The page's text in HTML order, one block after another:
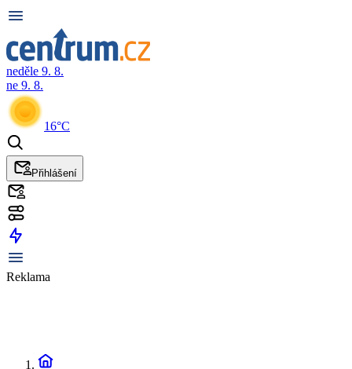
neděle 9. 8.
ne 9. 8.
16°C
Přihlášení
Reklama